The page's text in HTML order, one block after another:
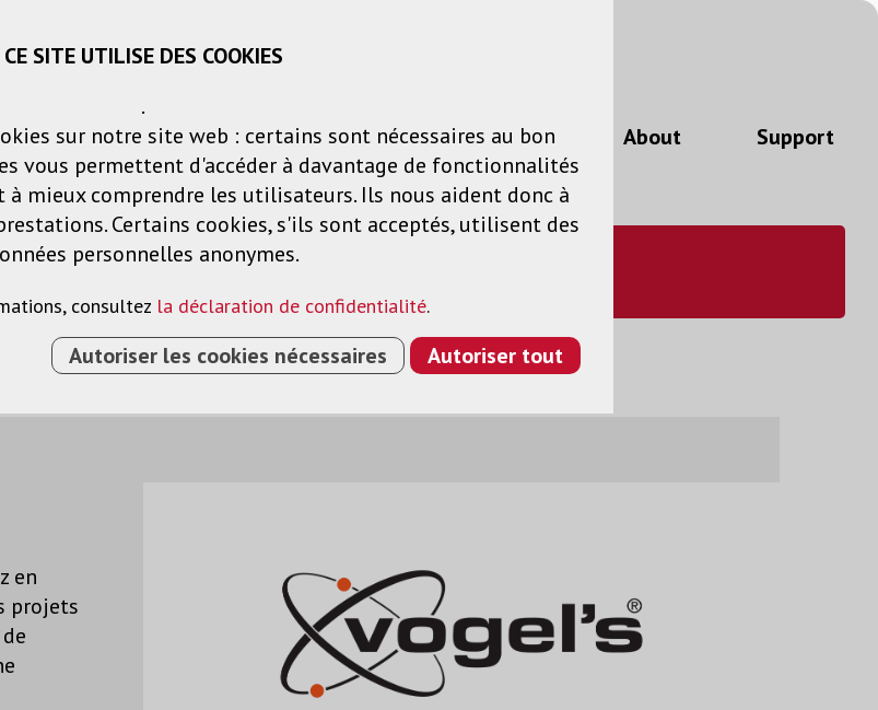
Panier Listes de voeux
Solutions Services Actualités About Support
en
projets
CE SITE UTILISE DES COOKIES
.
sur notre site web : certains sont nécessaires au bon
vous permettent d'accéder à davantage de fonctionnalités
à mieux comprendre les utilisateurs. Ils nous aident donc à
Certains cookies, s'ils sont acceptés, utilisent des
personnelles anonymes.
consultez la déclaration de confidentialité.
Autoriser les cookies nécessaires Autoriser tout